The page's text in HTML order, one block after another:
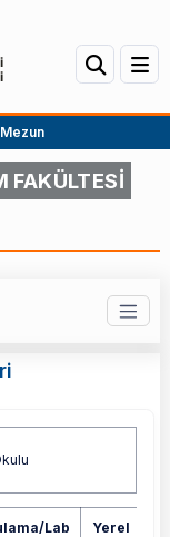
Mezun
FAKÜLTESİ
Lab
Yerel